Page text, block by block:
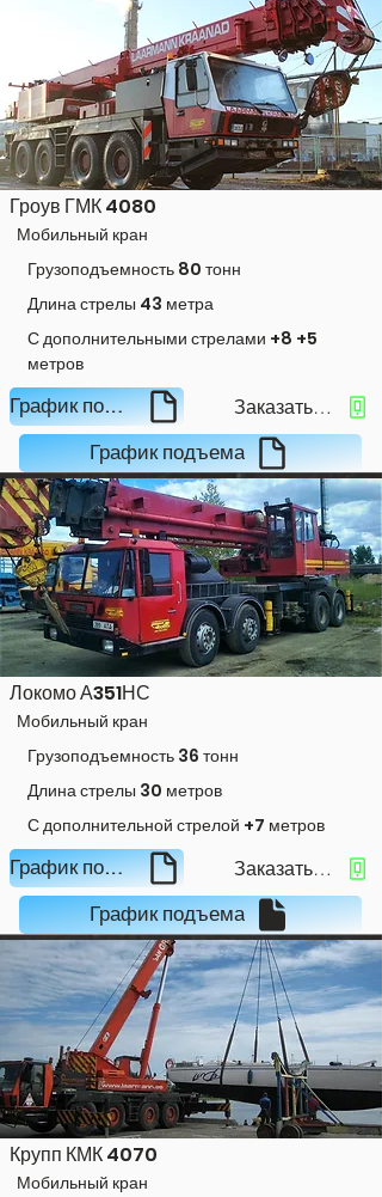
Гроув ГМК 4080
Мобильный кран
Грузоподъемность 80 тонн
Длина стрелы 43 метра
С дополнительными стрелами +8 +5
метров
График подъема
Заказать кран
График подъема
Локомо А351НС
Мобильный кран
Грузоподъемность 36 тонн
Длина стрелы 30 метров
С дополнительной стрелой +7 метров
График подъема
Заказать кран
График подъема
Крупп КМК 4070
Мобильный кран